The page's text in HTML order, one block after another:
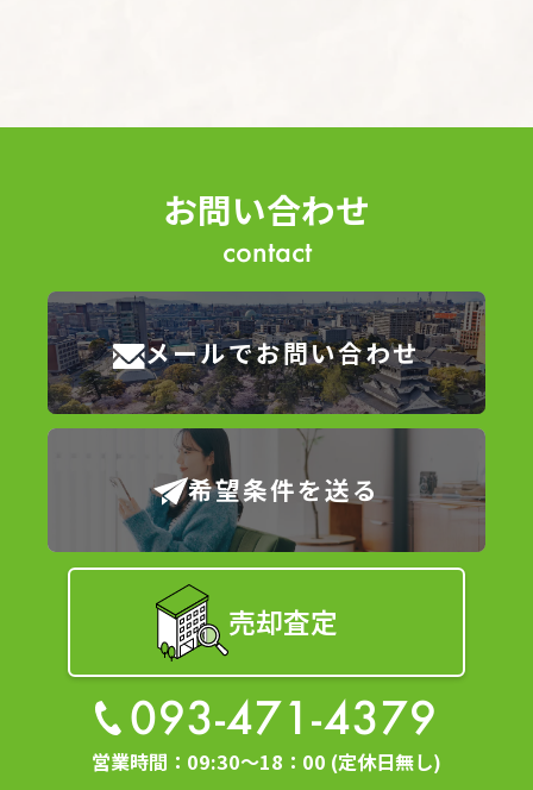
お客さまからお預かりした個人情報は、当社からのご
連絡や業務のご案内やご質問に対する回答として、電
個人情報の第三者への開示・提供の禁止
当社は、お客さまよりお預かりした個人情報を適切に
管理し、次のいずれかに該当する場合を除き、個人情
報を第三者に開示いたしません。 お客さまの同意が
ある場合 お客さまが希望されるサービスを行なうた
めに当社が業務を委託する業者に対して開示する場合
法令に基づき開示することが必要である場合
個人情報の安全対策
当社は、個人情報の正確性及び安全性確保のために、
セキュリティに万全の対策を講じています。
ご本人の照会
お客さまがご本人の個人情報の照会・修正・削除など
お問い合わせ
contact
メールでお問い合わせ
希望条件を送る
093-471-4379
営業時間：09:30～18：00 (定休日無し)
売却査定